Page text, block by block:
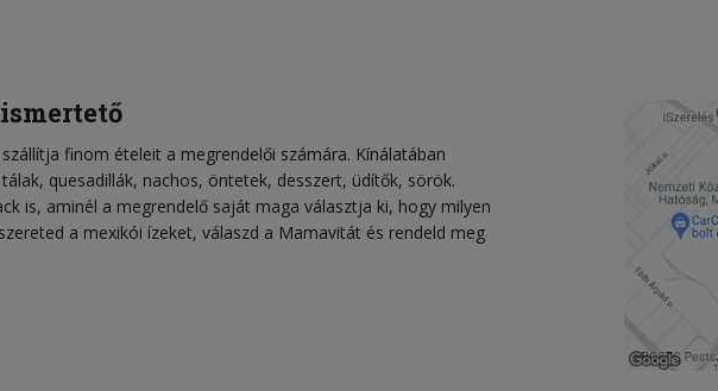
finom ételeit a megrendelői számára. Kínálatában
quesadillák, nachos, öntetek, desszert, üdítők, sörök.
is, aminél a megrendelő saját maga választja ki, hogy milyen
a mexikói ízeket, válaszd a Mamavitát és rendeld meg